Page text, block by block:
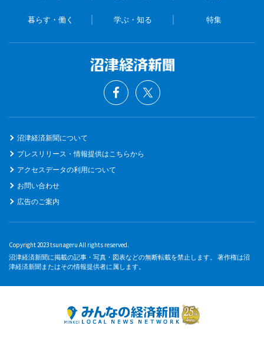
暮らす・働く 学ぶ・知る 特集
沼津経済新聞について
プレスリリース・情報提供はこちらから
アクセスデータの利用について
お問い合わせ
広告のご案内
Copyright 2023 tsunageru All rights reserved.
沼津経済新聞に掲載の記事・写真・図表などの無断転載を禁止します。 著作権は沼
津経済新聞またはその情報提供者に属します。